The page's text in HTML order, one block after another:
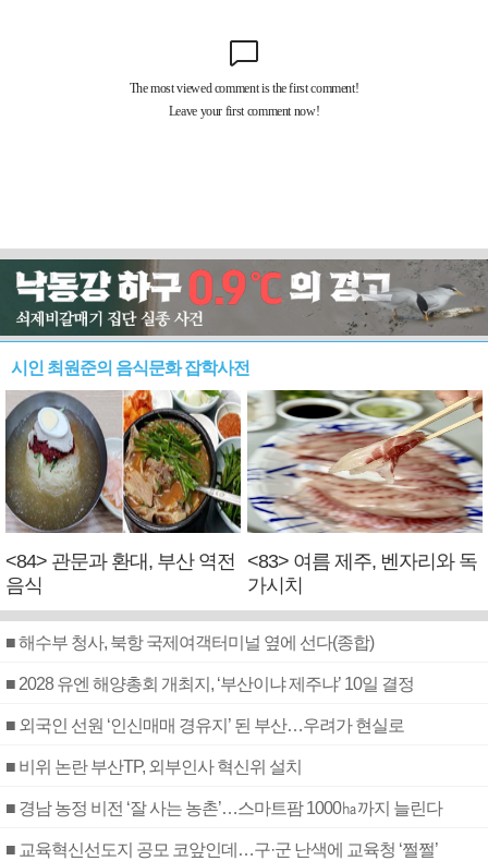
시인 최원준의 음식문화 잡학사전
<84> 관문과 환대, 부산 역전
음식
<83> 여름 제주, 벤자리와 독
가시치
■ 해수부 청사, 북항 국제여객터미널 옆에 선다(종합)
■ 2028 유엔 해양총회 개최지, ‘부산이냐 제주냐’ 10일 결정
■ 외국인 선원 ‘인신매매 경유지’ 된 부산…우려가 현실로
■ 비위 논란 부산TP, 외부인사 혁신위 설치
■ 경남 농정 비전 ‘잘 사는 농촌’…스마트팜 1000㏊까지 늘린다
■ 교육혁신선도지 공모 코앞인데…구·군 난색에 교육청 ‘쩔쩔’